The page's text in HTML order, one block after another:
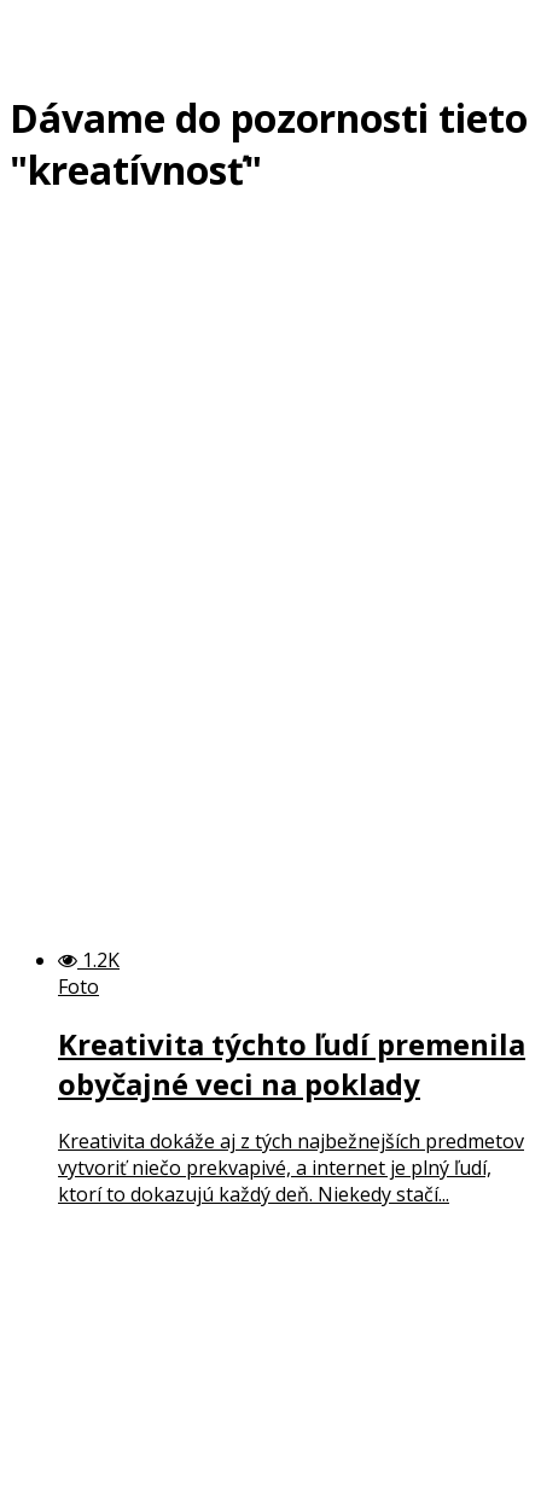
Dávame do pozornosti tieto
"kreatívnosť"
1.2K
Foto
Kreativita týchto ľudí premenila
obyčajné veci na poklady
Kreativita dokáže aj z tých najbežnejších predmetov
vytvoriť niečo prekvapivé, a internet je plný ľudí,
ktorí to dokazujú každý deň. Niekedy stačí...